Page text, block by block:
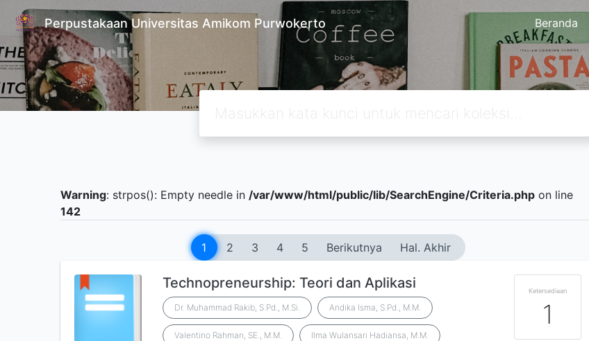
Perpustakaan Universitas Amikom Purwokerto Beranda
Warning: strpos(): Empty needle in /var/www/html/public/lib/SearchEngine/Criteria.php on line
142
1 2 3 4 5 Berikutnya Hal. Akhir
Technopreneurship: Teori dan Aplikasi
Dr. Muhammad Rakib, S.Pd., M.Si. Andika Isma, S.Pd., M.M.
Valentino Rahman, SE., M.M. Ilma Wulansari Hadiansa, M.M.
Ketersediaan
1